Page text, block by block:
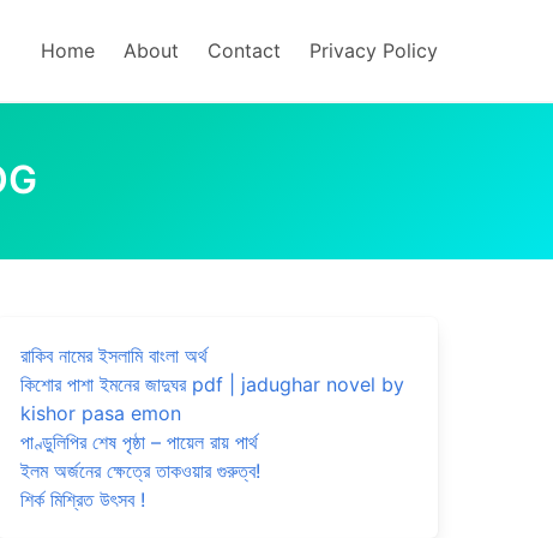
Home About Contact Privacy Policy
রাকিব নামের ইসলামি বাংলা অর্থ
কিশোর পাশা ইমনের জাদুঘর pdf | jadughar novel by
kishor pasa emon
পাণ্ডুলিপির শেষ পৃষ্ঠা – পায়েল রায় পার্থ
ইলম অর্জনের ক্ষেত্রে তাকওয়ার গুরুত্ব!
শির্ক মিশ্রিত উৎসব !